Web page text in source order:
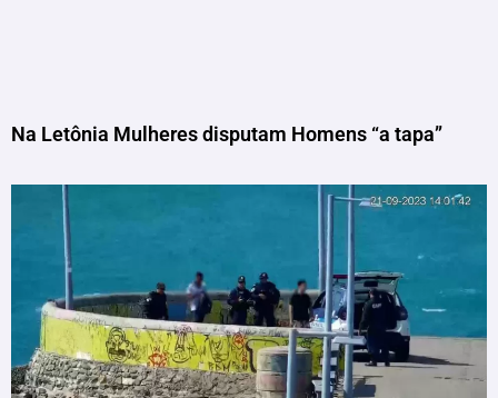
Na Letônia Mulheres disputam Homens “a tapa”